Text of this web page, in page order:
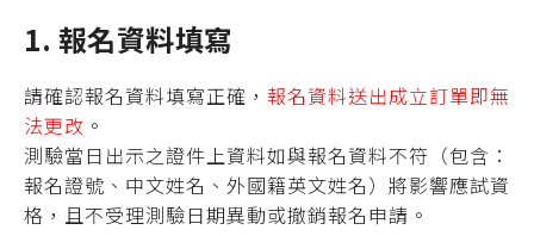
1. 報名資料填寫
請確認報名資料填寫正確， 報名資料送出成立訂單即無
法更改 。
測驗當日出示之證件上資料如與報名資料不符（包含：
報名證號、中文姓名、外國籍英文姓名）將影響應試資
格，且不受理測驗日期異動或撤銷報名申請。